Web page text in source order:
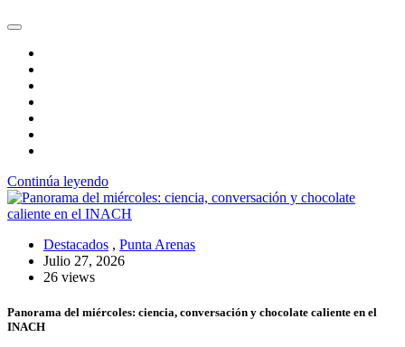
Continúa leyendo
Destacados , Punta Arenas
Julio 27, 2026
26 views
Panorama del miércoles: ciencia, conversación y chocolate caliente en el
INACH